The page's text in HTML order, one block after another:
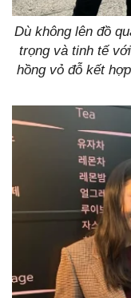
Dù không lên đồ
trọng và tinh tế
hồng vỏ đỗ kết